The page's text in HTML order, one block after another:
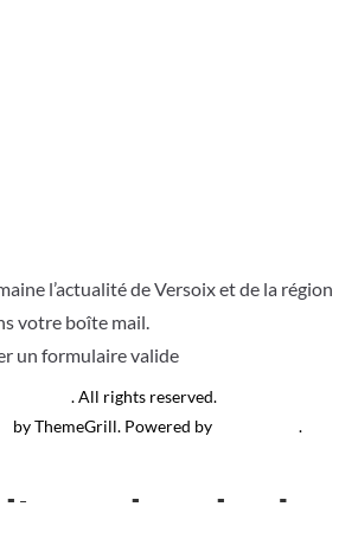
l’actualité de Versoix et de la région
votre boîte mail.
un formulaire valide
. All rights reserved.
by ThemeGrill. Powered by .
locale de